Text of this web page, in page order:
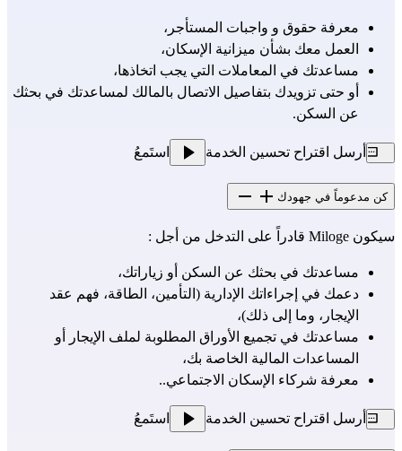
معرفة حقوق و واجبات المستأجر،
العمل معك بشأن ميزانية الإسكان،
مساعدتك في المعاملات التي يجب اتخاذها،
أو حتى تزويدك بتفاصيل الاتصال بالمالك لمساعدتك في بحثك
عن السكن.
أرسل اقتراح تحسين الخدمة استَمعُ
كن مدعوماً في جهودك
سيكون Miloge قادراً على التدخل من أجل :
مساعدتك في بحثك عن السكن أو زياراتك،
دعمك في إجراءاتك الإدارية (التأمين، الطاقة، فهم عقد
الإيجار، وما إلى ذلك)،
مساعدتك في تجميع الأوراق المطلوبة لملف الإيجار أو
المساعدات المالية الخاصة بك،
معرفة شركاء الإسكان الاجتماعي..
أرسل اقتراح تحسين الخدمة استَمعُ